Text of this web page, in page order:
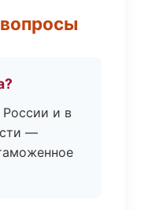
России и в
—